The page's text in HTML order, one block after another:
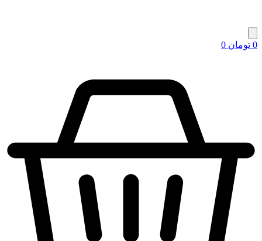
0 تومان 0